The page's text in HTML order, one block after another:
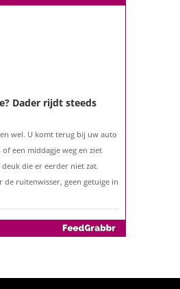
Dader rijdt steeds
wel. U komt terug bij uw auto
of een middagje weg en ziet
die er eerder niet zat.
de ruitenwisser, geen getuige in